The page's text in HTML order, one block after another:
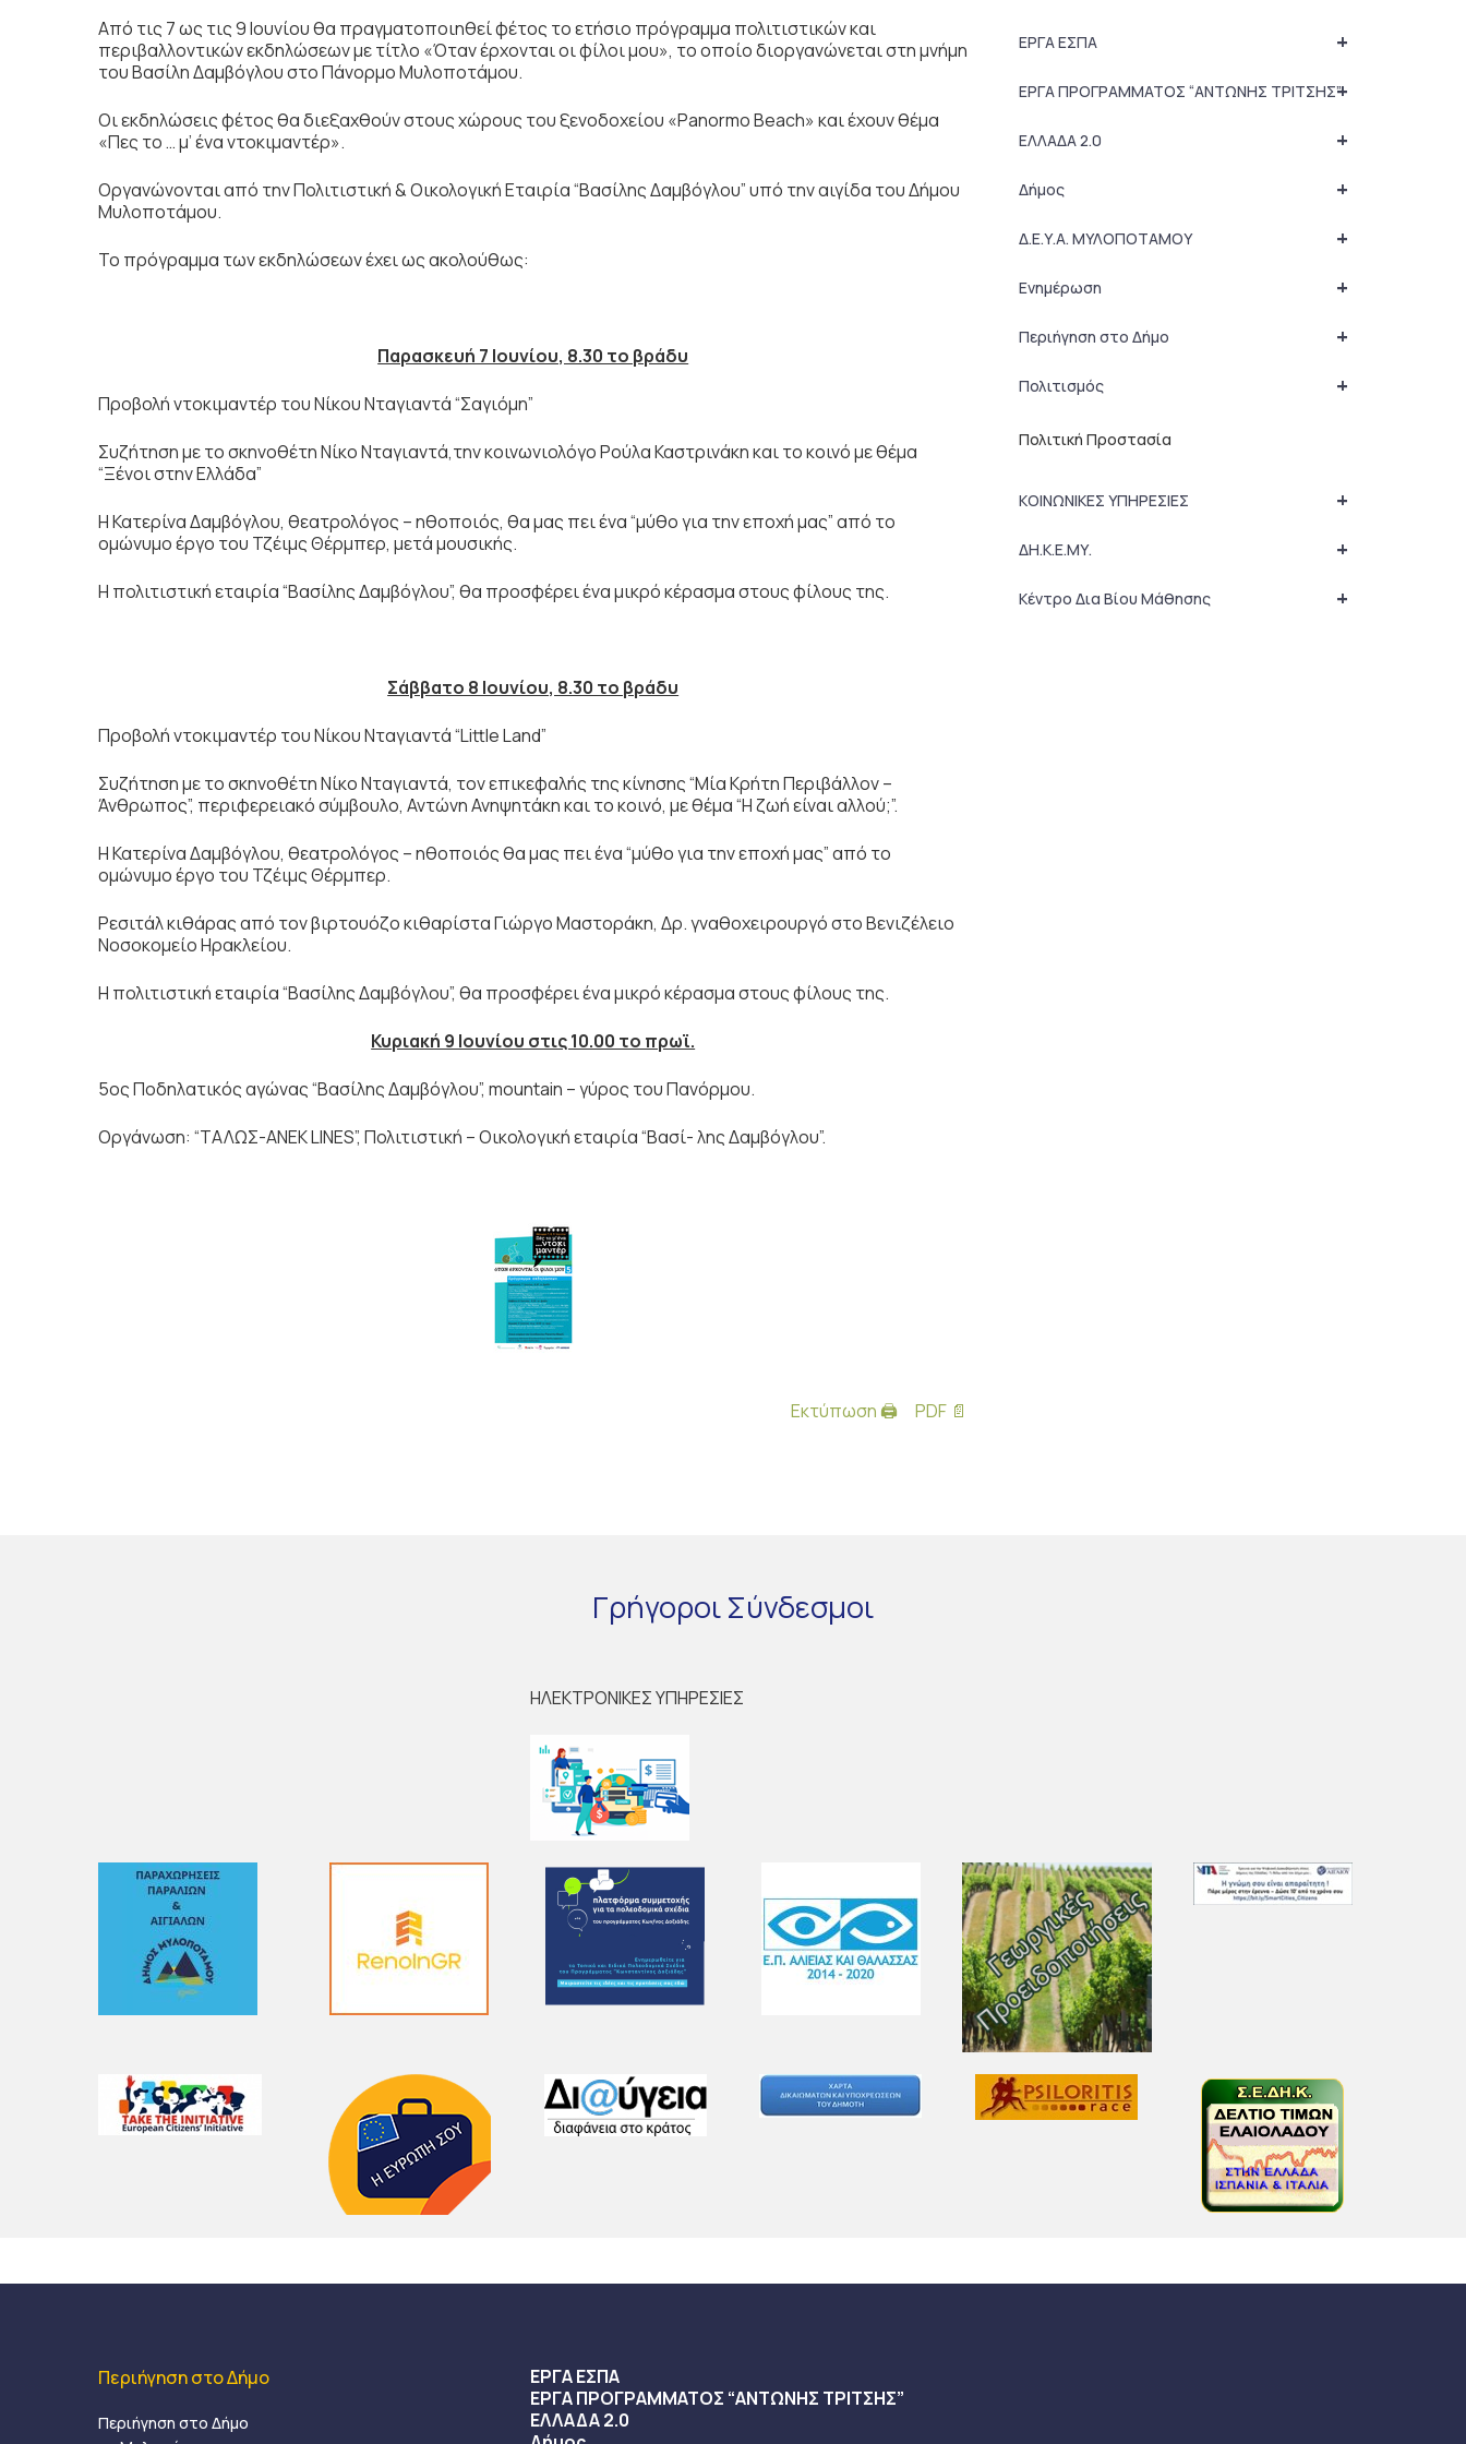
Από τις 7 ως τις 9 Ιουνίου θα πραγματοποιηθεί φέτος το ετήσιο πρόγραμμα πολιτιστικών και
περιβαλλοντικών εκδηλώσεων με τίτλο «Όταν έρχονται οι φίλοι μου», το οποίο διοργανώνεται στη μνήμη
του Βασίλη Δαμβόγλου στο Πάνορμο Μυλοποτάμου.
Οι εκδηλώσεις φέτος θα διεξαχθούν στους χώρους του ξενοδοχείου «Panormo Beach» και έχουν θέμα
«Πες το … μ’ ένα ντοκιμαντέρ».
Οργανώνονται από την Πολιτιστική & Οικολογική Εταιρία “Βασίλης Δαμβόγλου” υπό την αιγίδα του Δήμου
Μυλοποτάμου.
Το πρόγραμμα των εκδηλώσεων έχει ως ακολούθως:
Παρασκευή 7 Ιουνίου, 8.30 το βράδυ
Προβολή ντοκιμαντέρ του Νίκου Νταγιαντά “Σαγιόμη”
Συζήτηση με το σκηνοθέτη Νίκο Νταγιαντά,την κοινωνιολόγο Ρούλα Καστρινάκη και το κοινό με θέμα
“Ξένοι στην Ελλάδα”
Η Κατερίνα Δαμβόγλου, θεατρολόγος – ηθοποιός, θα μας πει ένα “μύθο για την εποχή μας” από το
ομώνυμο έργο του Τζέιμς Θέρμπερ, μετά μουσικής.
H πολιτιστική εταιρία “Βασίλης Δαμβόγλου”, θα προσφέρει ένα μικρό κέρασμα στους φίλους της.
Σάββατο 8 Ιουνίου, 8.30 το βράδυ
Προβολή ντοκιμαντέρ του Νίκου Νταγιαντά “Little Land”
Συζήτηση με το σκηνοθέτη Νίκο Νταγιαντά, τον επικεφαλής της κίνησης “Μία Κρήτη Περιβάλλον –
Άνθρωπος”, περιφερειακό σύμβουλο, Αντώνη Ανηψητάκη και το κοινό, με θέμα “Η ζωή είναι αλλού;”.
Η Κατερίνα Δαμβόγλου, θεατρολόγος – ηθοποιός θα μας πει ένα “μύθο για την εποχή μας” από το
ομώνυμο έργο του Τζέιμς Θέρμπερ.
Ρεσιτάλ κιθάρας από τον βιρτουόζο κιθαρίστα Γιώργο Μαστοράκη, Δρ. γναθοχειρουργό στο Βενιζέλειο
Νοσοκομείο Ηρακλείου.
H πολιτιστική εταιρία “Βασίλης Δαμβόγλου”, θα προσφέρει ένα μικρό κέρασμα στους φίλους της.
Κυριακή 9 Ιουνίου στις 10.00 το πρωϊ.
5ος Ποδηλατικός αγώνας “Βασίλης Δαμβόγλου”, mountain – γύρος του Πανόρμου.
Οργάνωση: “ΤΑΛΩΣ-ANEK LINES”, Πολιτιστική – Οικολογική εταιρία “Βασί- λης Δαμβόγλου”.
Εκτύπωση 🖨 PDF 📄
+
ΕΡΓΑ ΕΣΠΑ
+
ΕΡΓΑ ΠΡΟΓΡΑΜΜΑΤΟΣ “ΑΝΤΩΝΗΣ ΤΡΙΤΣΗΣ”
+
ΕΛΛΑΔΑ 2.0
+
Δήμος
+
Δ.Ε.Υ.Α. ΜΥΛΟΠΟΤΑΜΟΥ
+
Ενημέρωση
+
Περιήγηση στο Δήμο
+
Πολιτισμός
Πολιτική Προστασία
+
ΚΟΙΝΩΝΙΚΕΣ ΥΠΗΡΕΣΙΕΣ
+
ΔΗ.Κ.Ε.ΜΥ.
+
Κέντρο Δια Βίου Μάθησης
ΓρήγοροιΣύνδεσμοι
ΗΛΕΚΤΡΟΝΙΚΕΣ ΥΠΗΡΕΣΙΕΣ
Περιήγηση στο Δήμο
Περιήγηση στο Δήμο
ΕΡΓΑ ΕΣΠΑ
ΕΡΓΑ ΠΡΟΓΡΑΜΜΑΤΟΣ “ΑΝΤΩΝΗΣ ΤΡΙΤΣΗΣ”
ΕΛΛΑΔΑ 2.0